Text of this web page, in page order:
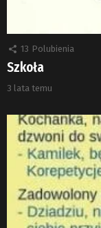
13 Polubienia
Szkoła
3 lata temu